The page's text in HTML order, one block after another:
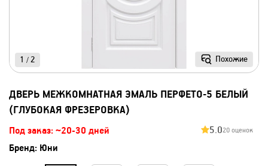
Похожие
1 / 2
ДВЕРЬ МЕЖКОМНАТНАЯ ЭМАЛЬ ПЕРФЕТО-5 БЕЛЫЙ
(ГЛУБОКАЯ ФРЕЗЕРОВКА)
Под заказ: ~20-30 дней 5.020 оценок
Бренд: Юни